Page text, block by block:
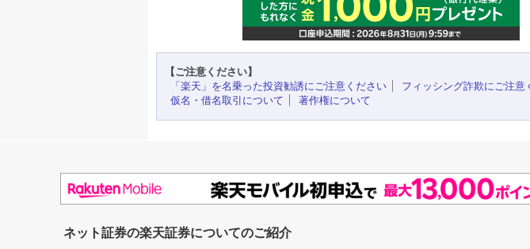
【ご注意ください】
「楽天」を名乗った投資勧誘にご注意ください
フィッシング詐欺にご注意
仮名・借名取引について
著作権について
ネット証券の楽天証券についてのご紹介